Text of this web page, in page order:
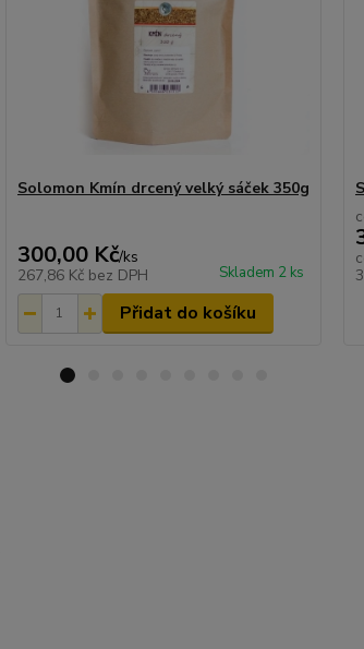
Solomon Kmín drcený velký sáček 350g
300,00 Kč/ks
267,86 Kč bez DPH Skladem 2 ks
Přidat do košíku